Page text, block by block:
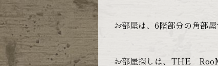
お部屋は、6階部分の角部
お部屋探しは、THE